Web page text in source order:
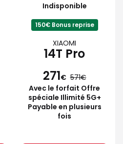
Indisponible
150€ Bonus reprise
XIAOMI
14T Pro
271€ 571
Avec le forfait Offre
spéciale Illimité 5G+
Payable en plusieurs
fois